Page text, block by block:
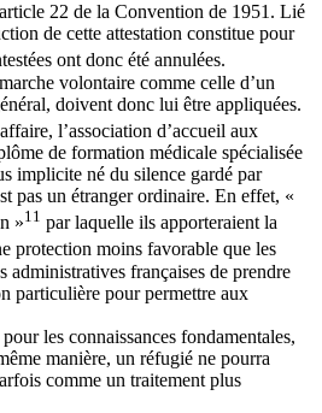
22 de la Convention de 1951. Lié
de cette attestation constitue pour
ont donc été annulées.
volontaire comme celle d’un
doivent donc lui être appliquées.
l’association d’accueil aux
de formation médicale spécialisée
implicite né du silence gardé par
pas un étranger ordinaire. En effet, «
»11 par laquelle ils apporteraient la
protection moins favorable que les
administratives françaises de prendre
particulière pour permettre aux
les connaissances fondamentales,
manière, un réfugié ne pourra
comme un traitement plus